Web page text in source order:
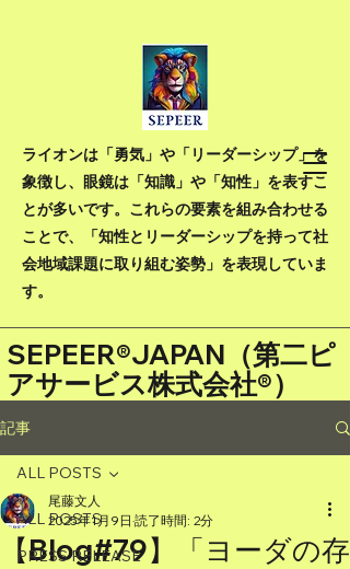
ライオンは「勇気」や「リーダーシップ」を
象徴し、眼鏡は「知識」や「知性」を表すこ
とが多いです。これらの要素を組み合わせる
ことで、「知性とリーダーシップを持って社
会地域課題に取り組む姿勢」を表現していま
す。
SEPEER®JAPAN（第二ピ
アサービス株式会社®）
記事
ALL POSTS
PRESS RELEASE
ALL POSTS
【Blog#79】「ヨーダの存
尾藤文人
2025年1月9日 読了時間: 2分